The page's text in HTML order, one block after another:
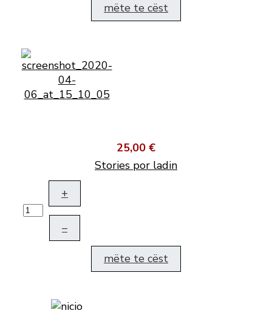
mëte te cëst
25,00 €
Stories por ladin
+
–
mëte te cëst